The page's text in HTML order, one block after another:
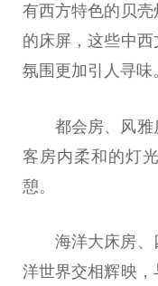
有西方特色的贝
的床屏，这些中
氛围更加引人寻味
都会房、风雅
客房内柔和的灯
憩。
海洋大床房
洋世界交相辉映